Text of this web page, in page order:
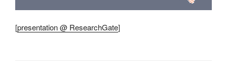
[presentation @ ResearchGate]